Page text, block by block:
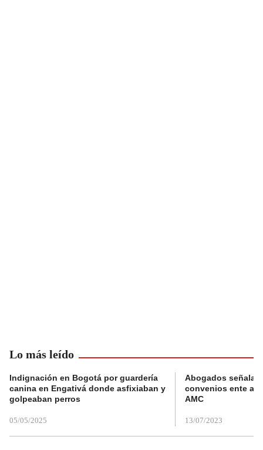
Lo más leído
Indignación en Bogotá por guardería
canina en Engativá donde asfixiaban y
golpeaban perros
05/05/2025
Abogados
convenios ente
AMC
13/07/2023